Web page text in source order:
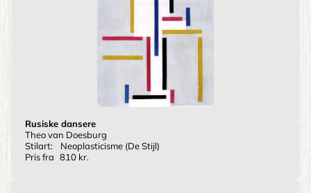
Rusiske dansere
Theo van Doesburg
Stilart:
Neoplasticisme (De Stijl)
Pris fra 810 kr.